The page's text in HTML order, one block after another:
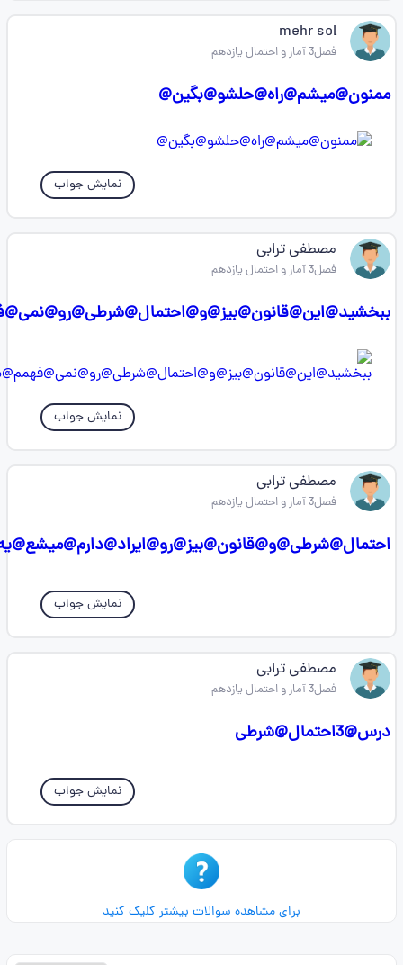
mehr sol
فصل3 آمار و احتمال یازدهم
ممنون@میشم@راه@حلشو@بگین@
نمایش جواب
مصطفی ترابی
فصل3 آمار و احتمال یازدهم
نمایش جواب
مصطفی ترابی
فصل3 آمار و احتمال یازدهم
نمایش جواب
مصطفی ترابی
فصل3 آمار و احتمال یازدهم
درس@3احتمال@شرطی
نمایش جواب
برای مشاهده سوالات بیشتر کلیک کنید